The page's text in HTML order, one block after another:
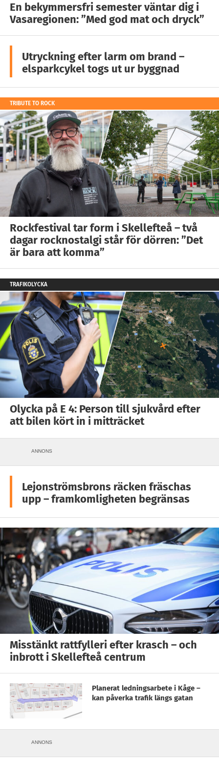
En bekymmersfri semester väntar dig i
Vasaregionen: ”Med god mat och dryck”
Utryckning efter larm om brand –
elsparkcykel togs ut ur byggnad
TRIBUTE TO ROCK
Rockfestival tar form i Skellefteå – två
dagar rocknostalgi står för dörren: ”Det
är bara att komma”
TRAFIKOLYCKA
Olycka på E 4: Person till sjukvård efter
att bilen kört in i mitträcket
ANNONS
Lejonströmsbrons räcken fräschas
upp – framkomligheten begränsas
Misstänkt rattfylleri efter krasch – och
inbrott i Skellefteå centrum
Planerat ledningsarbete i Kåge –
kan påverka trafik längs gatan
ANNONS